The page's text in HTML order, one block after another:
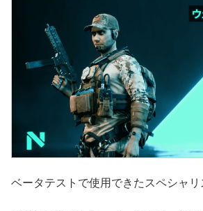
ベータテストで使用できたスペシャリ